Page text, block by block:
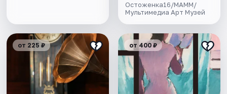
Остоженка16/МАММ/
Мультимедиа Арт Музей
от 225 ₽ от 400 ₽